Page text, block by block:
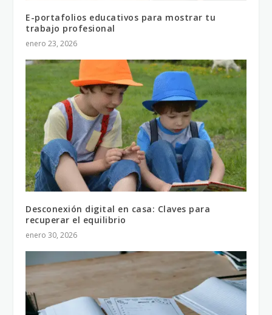
E-portafolios educativos para mostrar tu
trabajo profesional
enero 23, 2026
Desconexión digital en casa: Claves para
recuperar el equilibrio
enero 30, 2026